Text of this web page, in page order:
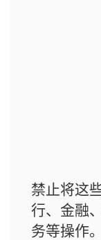
禁止将这
行、金融
务等操作。